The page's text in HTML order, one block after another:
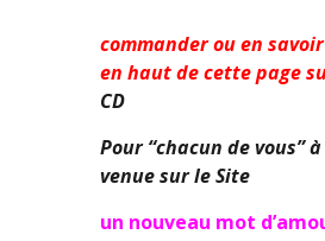
commander ou en
en haut de cette page
CD
Pour “chacun de vous”
venue sur le Site
un nouveau mot